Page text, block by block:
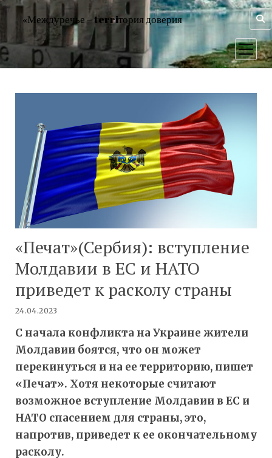
«Междуречье – terriтория доверия
меню
«Печат»(Сербия): вступление
Молдавии в ЕС и НАТО
приведет к расколу страны
24.04.2023
С начала конфликта на Украине жители
Молдавии боятся, что он может
перекинуться и на ее территорию, пишет
«Печат». Хотя некоторые считают
возможное вступление Молдавии в ЕС и
НАТО спасением для страны, это,
напротив, приведет к ее окончательному
расколу.